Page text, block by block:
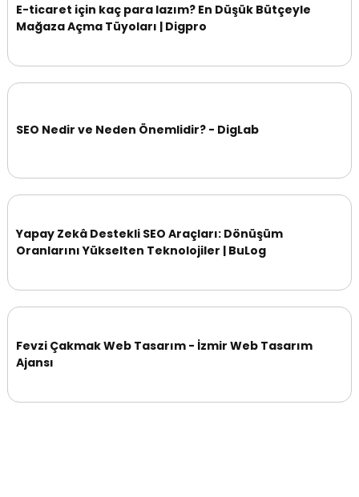
E-ticaret için kaç para lazım? En Düşük Bütçeyle
Mağaza Açma Tüyoları | Digpro
SEO Nedir ve Neden Önemlidir? - DigLab
Yapay Zekâ Destekli SEO Araçları: Dönüşüm
Oranlarını Yükselten Teknolojiler | BuLog
Fevzi Çakmak Web Tasarım - İzmir Web Tasarım
Ajansı